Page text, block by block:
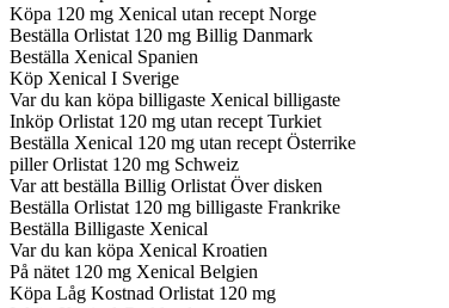
Köpa 120 mg Xenical utan recept Norge
Beställa Orlistat 120 mg Billig Danmark
Beställa Xenical Spanien
Köp Xenical I Sverige
Var du kan köpa billigaste Xenical billigaste
Inköp Orlistat 120 mg utan recept Turkiet
Beställa Xenical 120 mg utan recept Österrike
piller Orlistat 120 mg Schweiz
Var att beställa Billig Orlistat Över disken
Beställa Orlistat 120 mg billigaste Frankrike
Beställa Billigaste Xenical
Var du kan köpa Xenical Kroatien
På nätet 120 mg Xenical Belgien
Köpa Låg Kostnad Orlistat 120 mg